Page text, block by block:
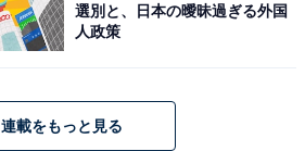
選別と、日本の曖昧過ぎる外国
人政策
連載をもっと見る